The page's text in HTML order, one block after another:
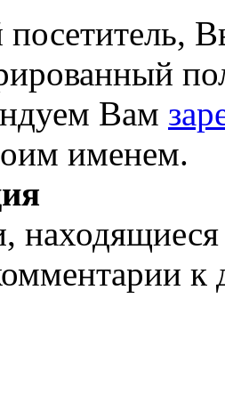
Вам
именем.